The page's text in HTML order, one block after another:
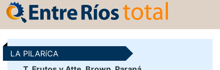
LA PILARíCA